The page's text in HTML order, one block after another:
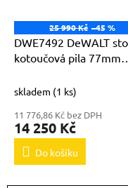
25 990 Kč –45 %
DWE7492 DeWALT
kotoučová pila 77mm
skladem (1 ks)
11 776,86 Kč bez DPH
14 250 Kč
Do košíku